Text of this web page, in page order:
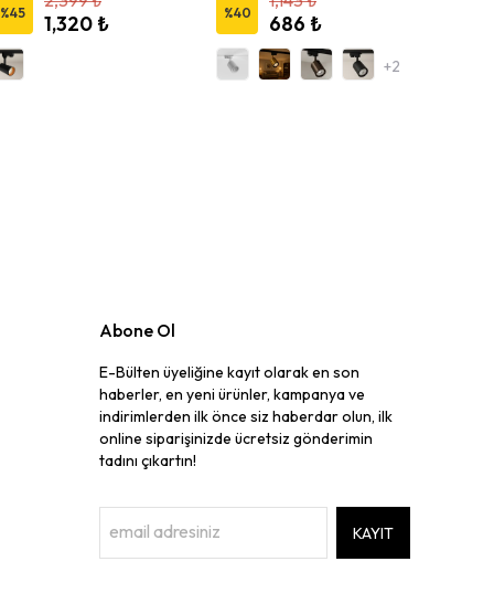
%45 1,320 ₺ %40 686 ₺
+2
Abone Ol
E-Bülten üyeliğine kayıt olarak en son
haberler, en yeni ürünler, kampanya ve
indirimlerden ilk önce siz haberdar olun, ilk
online siparişinizde ücretsiz gönderimin
tadını çıkartın!
KAYIT